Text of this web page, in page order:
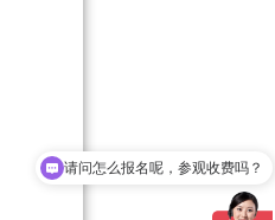
请问怎么报名呢，参观收费吗？